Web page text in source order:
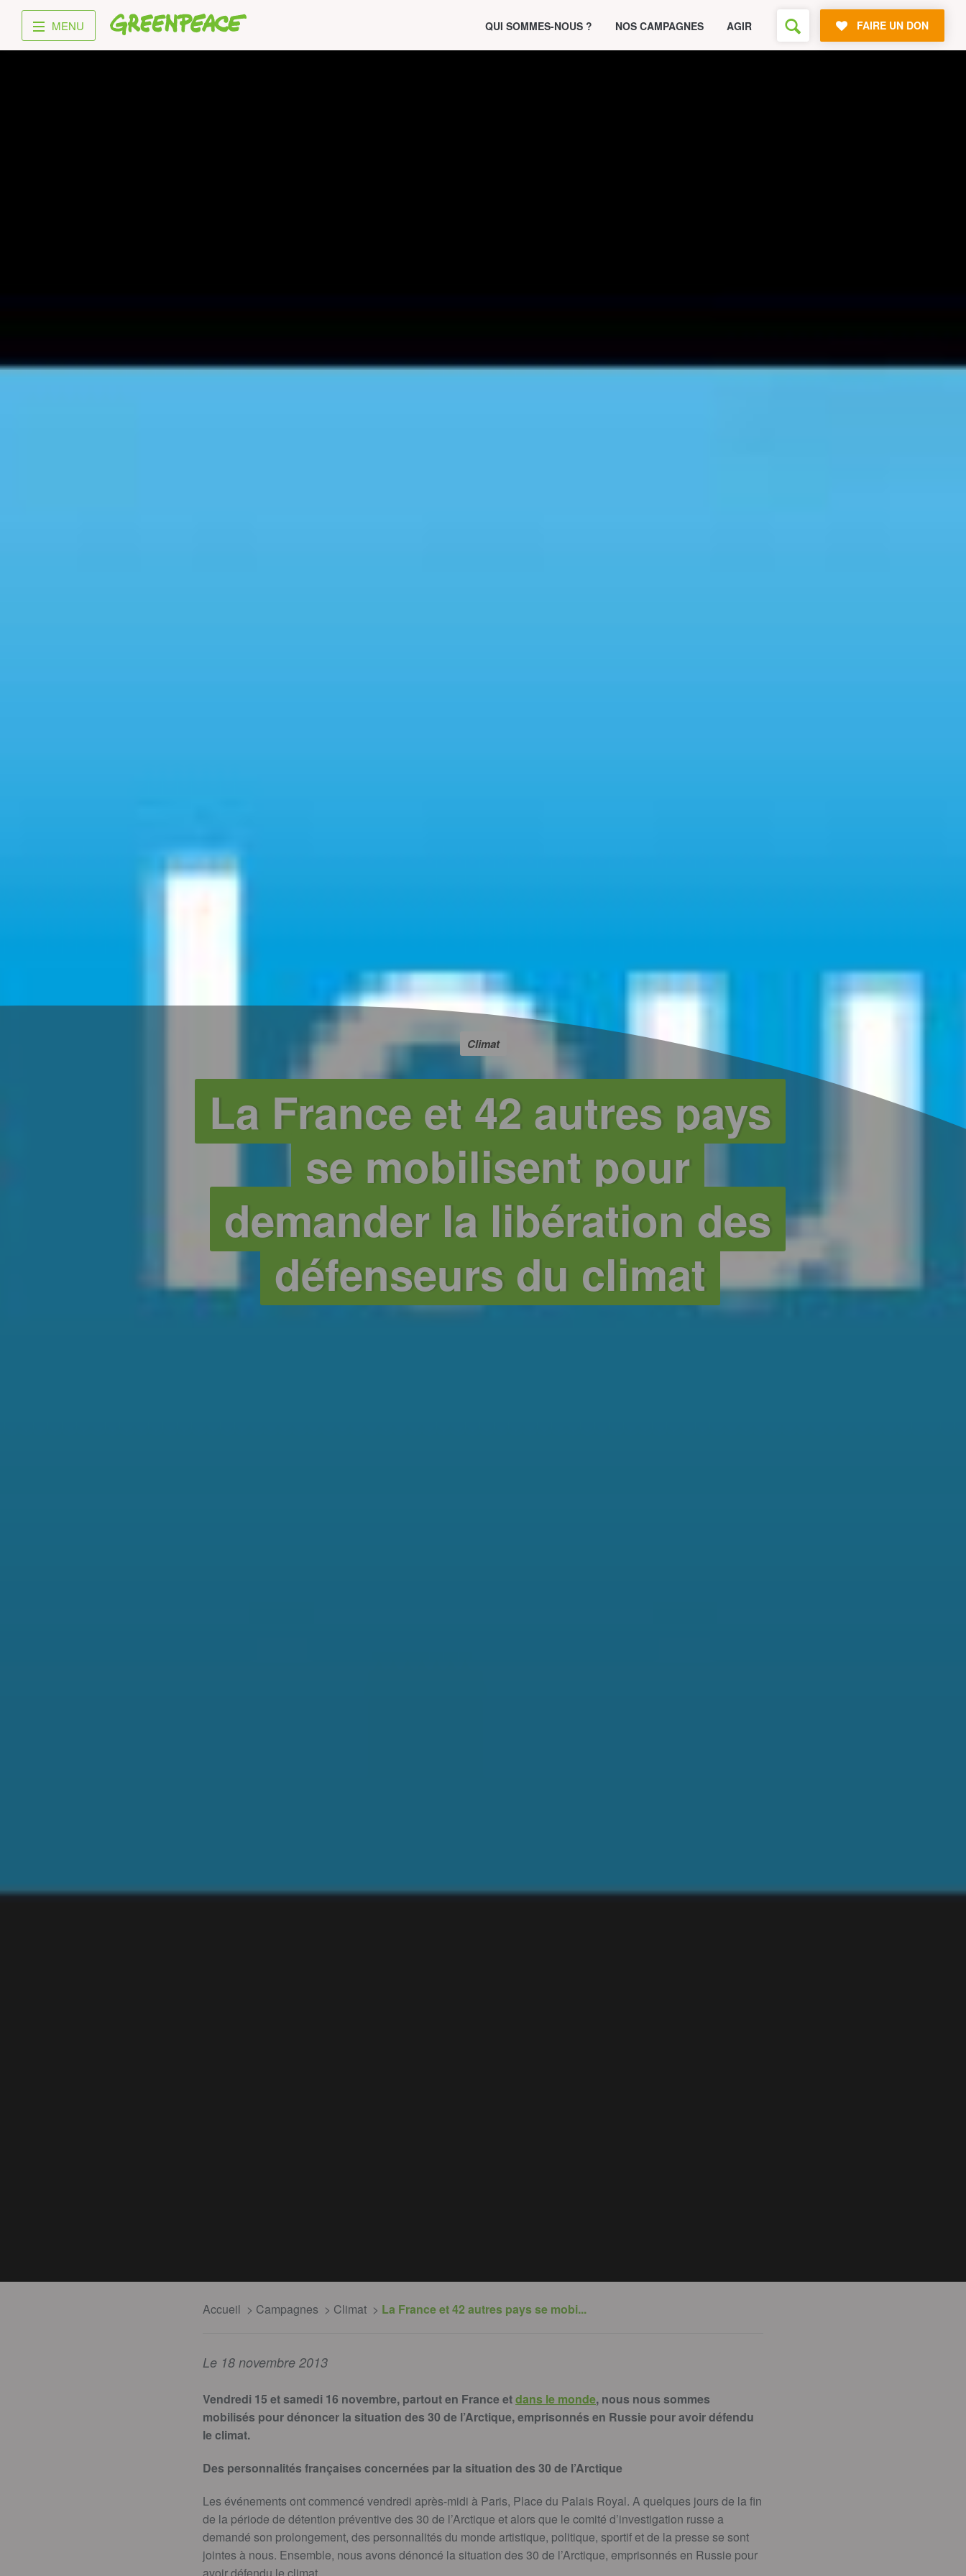
Greenpeace
MENU QUI SOMMES-NOUS ? NOS CAMPAGNES AGIR FAIRE UN DON
Climat
La France et 42 autres pays
se mobilisent pour
demander la libération des
défenseurs du climat
Accueil Campagnes Climat La France et 42 autres pays se mobi...
Le 18 novembre 2013
Vendredi 15 et samedi 16 novembre, partout en France etdans le monde, nous nous sommes
mobilisés pour dénoncer la situation des 30 de l’Arctique, emprisonnés en Russie pour avoir défendu
le climat.
Des personnalités françaises concernées par la situation des 30 de l’Arctique
Les événements ont commencé vendredi après-midi à Paris, Place du Palais Royal. A quelques jours de la fin
de la période de détention préventive des 30 de l’Arctique et alors que le comité d’investigation russe a
demandé son prolongement, des personnalités du monde artistique, politique, sportif et de la presse se sont
jointes à nous. Ensemble, nous avons dénoncé la situation des 30 de l’Arctique, emprisonnés en Russie pour
avoir défendu le climat.